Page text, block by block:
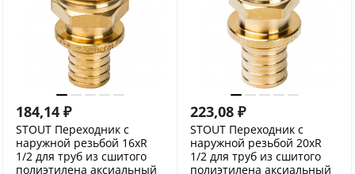
184,14 ₽
STOUT Переходник с
наружной резьбой 16xR
1/2 для труб из сшитого
полиэтилена аксиальный
223,08 ₽
STOUT Переходник с
наружной резьбой 20xR
1/2 для труб из сшитого
полиэтилена аксиальный